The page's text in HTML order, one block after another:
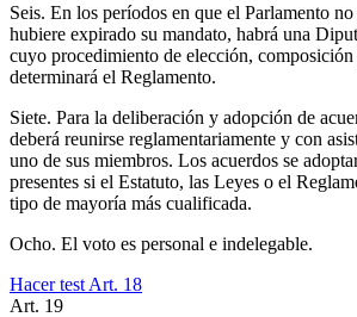
Seis. En los períodos en que el Parlamento
hubiere expirado su mandato, habrá una
cuyo procedimiento de elección,
determinará el Reglamento.
Siete. Para la deliberación y adopción de
deberá reunirse reglamentariamente y con
uno de sus miembros. Los acuerdos se
presentes si el Estatuto, las Leyes o el
tipo de mayoría más cualificada.
Ocho. El voto es personal e indelegable.
Hacer test Art. 18
Art. 19